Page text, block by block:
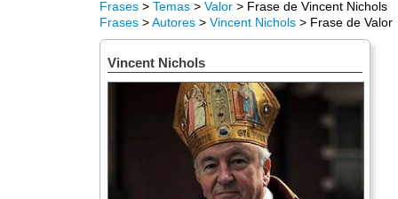
Frases > Temas > Valor > Frase de Vincent Nichols
Frases >Autores > Vincent Nichols > Frase de Valor
Vincent Nichols